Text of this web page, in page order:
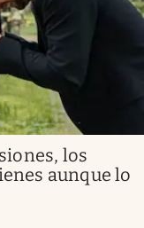
los
aunque lo